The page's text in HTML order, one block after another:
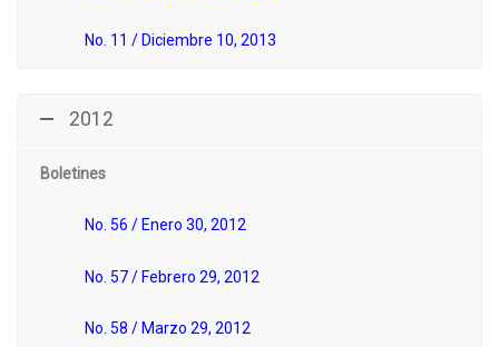
No. 11 / Diciembre 10, 2013
2012
Boletines
No. 56 / Enero 30, 2012
No. 57 / Febrero 29, 2012
No. 58 / Marzo 29, 2012